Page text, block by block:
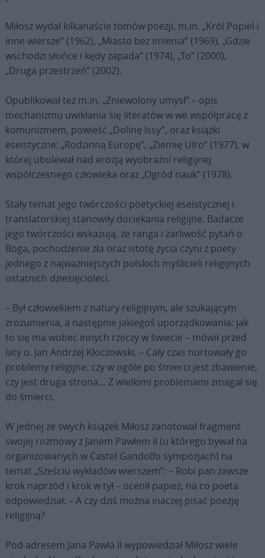
Miłosz wydał kilkanaście tomów poezji, m.in. „Król Popiel i
inne wiersze” (1962), „Miasto bez imienia” (1969), „Gdzie
wschodzi słońce i kędy zapada” (1974), „To” (2000),
„Druga przestrzeń” (2002).
Opublikował też m.in. „Zniewolony umysł” – opis
mechanizmu uwikłania się literatów w we współpracę z
komunizmem, powieść „Dolinę Issy”, oraz książki
eseistyczne: „Rodzinną Europę”, „Ziemię Ulro” (1977), w
której ubolewał nad erozją wyobraźni religijnej
współczesnego człowieka oraz „Ogród nauk” (1978).
Stały temat jego twórczości poetyckiej eseistycznej i
translatorskiej stanowiły dociekania religijne. Badacze
jego twórczości wskazują, że ranga i żarliwość pytań o
Boga, pochodzenie zła oraz istotę życia czyni z poety
jednego z najważniejszych polskich myślicieli religijnych
ostatnich dziesięcioleci.
– Był człowiekiem z natury religijnym, ale szukającym
zrozumienia, a następnie jakiegoś uporządkowania: jak
to się ma wobec innych rzeczy w świecie – mówił przed
laty o. Jan Andrzej Kłoczowski. – Cały czas nurtowały go
problemy religijne: czy w ogóle po śmierci jest zbawienie,
czy jest druga strona… Z wielkimi problemami zmagał się
do śmierci.
W jednej ze swych książek Miłosz zanotował fragment
swojej rozmowy z Janem Pawłem II (u którego bywał na
organizowanych w Castel Gandolfo sympozjach) na
temat „Sześciu wykładów wierszem”: – Robi pan zawsze
krok naprzód i krok w tył – ocenił papież, na co poeta
odpowiedział: – A czy dziś można inaczej pisać poezję
religijną?
Pod adresem Jana Pawła II wypowiedział Miłosz wiele